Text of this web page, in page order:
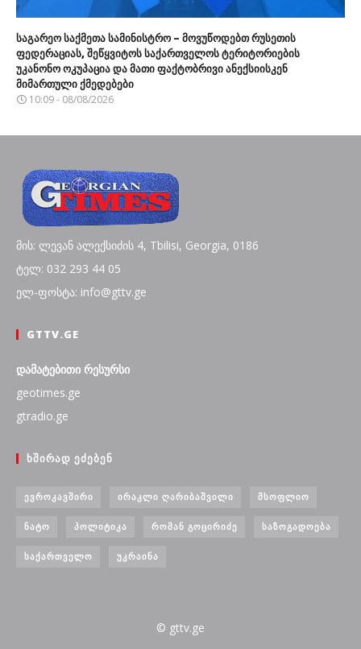
საგარეო საქმეთა სამინისტრო – მოვუწოდებთ რუსეთის
ფედერაციას, შეწყვიტოს საქართველოს ტერიტორიების
უკანონო ოკუპაცია და მათი ფაქტობრივი ანექსიისკენ
მიმართული ქმედებები
10:09 - 08/08/2026
მის: ლევან ალექსიძის 4, Tbilisi, Georgia, 0186
ტელ: 032 293 44 05
ელ-ფოსტა: info@gttv.ge
GTTV.GE
დამატებითი რესურსი
geotimes.ge
gtradio.ge
ᲮᲨᲘᲠᲐᲓ ᲔᲫᲔᲑᲔᲜ
ᲔᲕᲠᲝᲙᲐᲕᲨᲘᲠᲘ ᲘᲠᲐᲙᲚᲘ ᲦᲐᲠᲘᲑᲐᲨᲕᲘᲚᲘ ᲛᲡᲝᲤᲚᲘᲝ
ᲜᲐᲢᲝ ᲞᲝᲚᲘᲢᲘᲙᲐ ᲠᲝᲛᲐᲜ ᲒᲝᲪᲘᲠᲘᲫᲔ ᲡᲐᲖᲝᲒᲐᲓᲝᲔᲑᲐ
ᲡᲐᲥᲐᲠᲗᲕᲔᲚᲝ ᲣᲙᲠᲐᲘᲜᲐ
© gttv.ge